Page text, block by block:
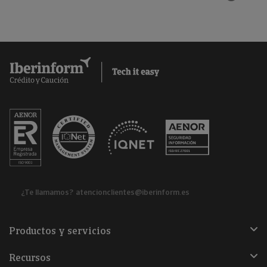
¿Te llamamos? atencionclientes@iberinform.es
Productos y servicios
Recursos